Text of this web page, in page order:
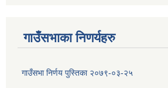
गाउँसभाका निणर्यहरु
गाउँसभा निर्णय पुस्तिका २०७९-०३-२५